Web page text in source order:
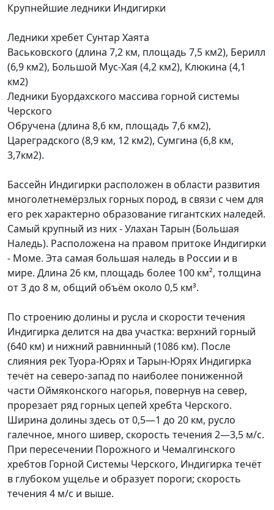
Крупнейшие ледники Индигирки
Ледники хребет Сунтар Хаята
Васьковского (длина 7,2 км, площадь 7,5 км2), Берилл
(6,9 км2), Большой Мус-Хая (4,2 км2), Клюкина (4,1
км2)
Ледники Буордахского массива горной системы
Черского
Обручена (длина 8,6 км, площадь 7,6 км2),
Цареградского (8,9 км, 12 км2), Сумгина (6,8 км,
3,7км2).
Бассейн Индигирки расположен в области развития
многолетнемёрзлых горных пород, в связи с чем для
его рек характерно образование гигантских наледей.
Самый крупный из них - Улахан Тарын (Большая
Наледь). Расположена на правом притоке Индигирки
- Моме. Эта самая большая наледь в России и в
мире. Длина 26 км, площадь более 100 км², толщина
от 3 до 8 м, общий объём около 0,5 км³.
По строению долины и русла и скорости течения
Индигирка делится на два участка: верхний горный
(640 км) и нижний равнинный (1086 км). После
слияния рек Туора-Юрях и Тарын-Юрях Индигирка
течёт на северо-запад по наиболее пониженной
части Оймяконского нагорья, повернув на север,
прорезает ряд горных цепей хребта Черского.
Ширина долины здесь от 0,5—1 до 20 км, русло
галечное, много шивер, скорость течения 2—3,5 м/с.
При пересечении Порожного и Чемалгинского
хребтов Горной Системы Черского, Индигирка течёт
в глубоком ущелье и образует пороги; скорость
течения 4 м/с и выше.